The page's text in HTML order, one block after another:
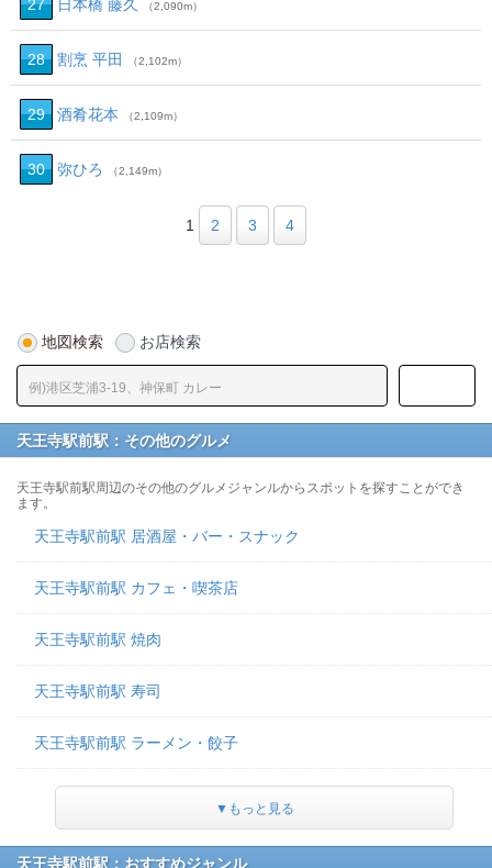
27 日本橋 藤久 （2,090m）
28 割烹 平田 （2,102m）
29 酒肴花本 （2,109m）
30 弥ひろ （2,149m）
1 2 3 4
地図検索 お店検索
天王寺駅前駅：その他のグルメ
天王寺駅前駅周辺のその他のグルメジャンルからスポットを探すことができ
ます。
天王寺駅前駅 居酒屋・バー・スナック
天王寺駅前駅 カフェ・喫茶店
天王寺駅前駅 焼肉
天王寺駅前駅 寿司
天王寺駅前駅 ラーメン・餃子
▼もっと見る
天王寺駅前駅：おすすめジャンル